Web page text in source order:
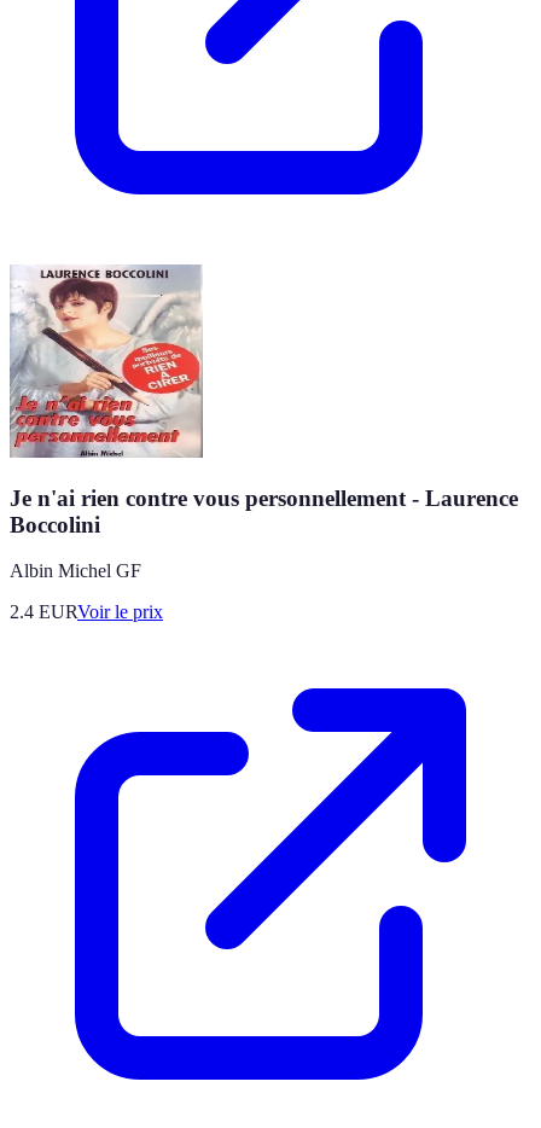
Je n'ai rien contre vous personnellement - Laurence
Boccolini
Albin Michel GF
2.4 EURVoir le prix